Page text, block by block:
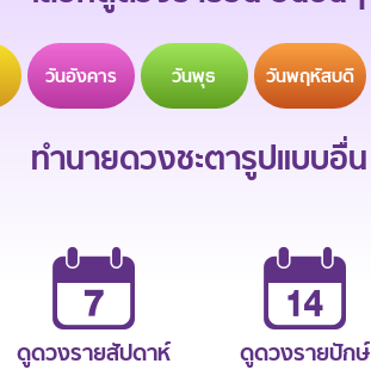
วันอังคาร วันพุธ วันพฤหัสบดี
ทำนายดวงชะตารูปแบบอื่น
ดูดวงรายสัปดาห์ ดูดวงรายปักษ์